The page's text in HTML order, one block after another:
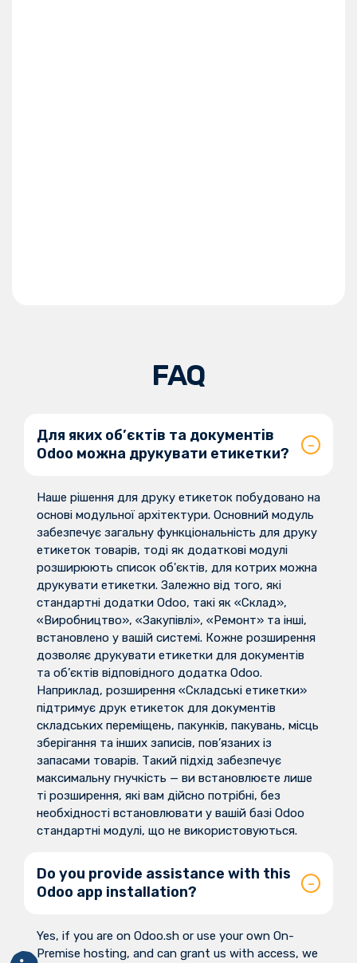
FAQ
Для яких об’єктів та документів
Odoo можна друкувати етикетки?
Наше рішення для друку етикеток побудовано на
основі модульної архітектури. Основний модуль
забезпечує загальну функціональність для друку
етикеток товарів, тоді як додаткові модулі
розширюють список об'єктів, для котрих можна
друкувати етикетки. Залежно від того, які
стандартні додатки Odoo, такі як «Склад»,
«Виробництво», «Закупівлі», «Ремонт» та інші,
встановлено у вашій системі. Кожне розширення
дозволяє друкувати етикетки для документів
та об’єктів відповідного додатка Odoo.
Наприклад, розширення «Складські етикетки»
підтримує друк етикеток для документів
складських переміщень, пакунків, пакувань, місць
зберігання та інших записів, пов’язаних із
запасами товарів. Такий підхід забезпечує
максимальну гнучкість — ви встановлюєте лише
ті розширення, які вам дійсно потрібні, без
необхідності встановлювати у вашій базі Odoo
стандартні модулі, що не використовуються.
Do you provide assistance with this
Odoo app installation?
Yes, if you are on Odoo.sh or use your own On-
Premise hosting, and can grant us with access, we